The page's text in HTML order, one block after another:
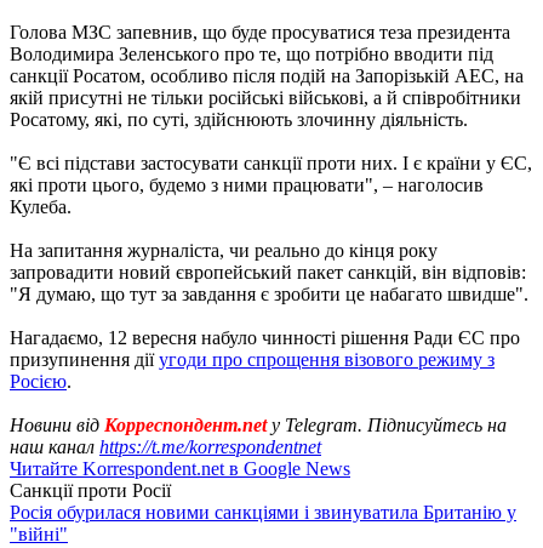
Голова МЗС запевнив, що буде просуватися теза президента
Володимира Зеленського про те, що потрібно вводити під
санкції Росатом, особливо після подій на Запорізькій АЕС, на
якій присутні не тільки російські військові, а й співробітники
Росатому, які, по суті, здійснюють злочинну діяльність.
"Є всі підстави застосувати санкції проти них. І є країни у ЄС,
які проти цього, будемо з ними працювати", – наголосив
Кулеба.
На запитання журналіста, чи реально до кінця року
запровадити новий європейський пакет санкцій, він відповів:
"Я думаю, що тут за завдання є зробити це набагато швидше".
Нагадаємо, 12 вересня набуло чинності рішення Ради ЄС про
призупинення діїугоди про спрощення візового режиму з
Росією.
Новини від Корреспондент.netу Telegram. Підписуйтесь на
наш канал https://t.me/korrespondentnet
Читайте Korrespondent.net в Google News
Санкції проти Росії
Росія обурилася новими санкціями і звинуватила Британію у
"війні"